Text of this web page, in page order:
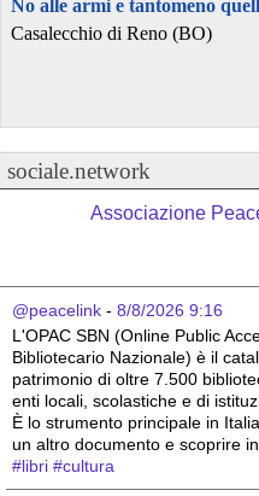
No alle armi e tantomeno
Casalecchio di Reno (BO)
sociale.network
Associazione
@peacelink - 8/8/2026 9:16
L'OPAC SBN (Online Public
Bibliotecario Nazionale) è il
patrimonio di oltre 7.500
enti locali, scolastiche e di
È lo strumento principale in
un altro documento e scoprire
#libri #cultura